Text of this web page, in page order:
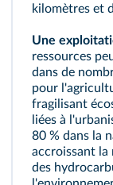
kilomètres et
Une
ressources
dans de
pour
fragilisant
liées à
80 % dans la
accroissant la
des